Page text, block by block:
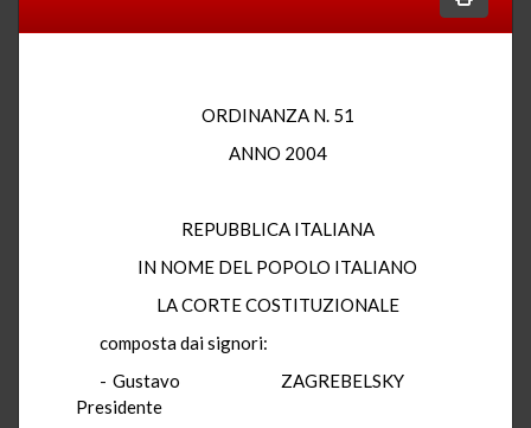
ORDINANZA N. 51
ANNO 2004
REPUBBLICA ITALIANA
IN NOME DEL POPOLO ITALIANO
LA CORTE COSTITUZIONALE
composta dai signori:
- Gustavo ZAGREBELSKY
Presidente